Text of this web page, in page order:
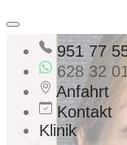
951 77
628 32
Anfahrt
Kontakt
Klinik